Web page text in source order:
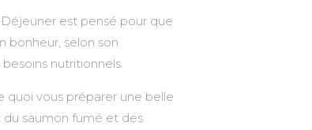
est pensé pour que
bonheur, selon son
nutritionnels.
quoi vous préparer une belle
du saumon fumé et des